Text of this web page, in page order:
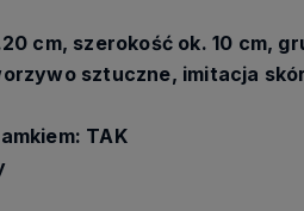
cm, szerokość ok. 10 cm,
sztuczne, imitacja
TAK